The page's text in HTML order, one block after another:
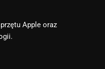
Apple oraz